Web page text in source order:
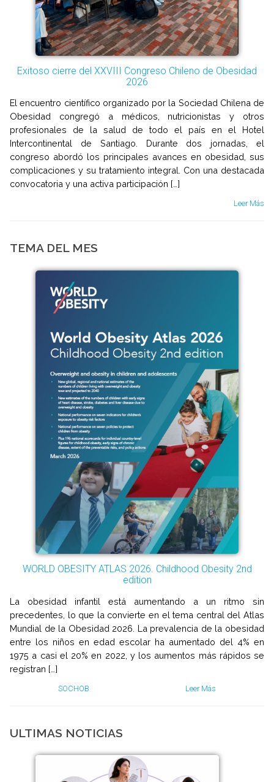
Exitoso cierre del XXVIII Congreso Chileno de Obesidad
2026
El encuentro científico organizado por la Sociedad Chilena de
Obesidad congregó a médicos, nutricionistas y otros
profesionales de la salud de todo el país en el Hotel
Intercontinental de Santiago. Durante dos jornadas, el
congreso abordó los principales avances en obesidad, sus
complicaciones y su tratamiento integral. Con una destacada
convocatoria y una activa participación […]
Leer Más
TEMA DEL MES
WORLD OBESITY ATLAS 2026. Childhood Obesity 2nd
edition
La obesidad infantil está aumentando a un ritmo sin
precedentes, lo que la convierte en el tema central del Atlas
Mundial de la Obesidad 2026. La prevalencia de la obesidad
entre los niños en edad escolar ha aumentado del 4% en
1975 a casi el 20% en 2022, y los aumentos más rápidos se
registran […]
SOCHOB Leer Más
ULTIMAS NOTICIAS